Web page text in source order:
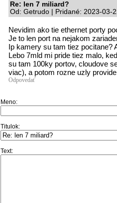
Re: len 7 miliard?
Od: Getrudo | Pridané: 2023-03-
Nevidim ako tie ethernet porty
Je to len port na nejakom
Ip kamery su tam tiez pocitane?
Lebo 7mld mi pride tiez malo,
su tam 100ky portov, cloudove
viac), a potom rozne uzly
Odpovedať
Meno:
Titulok:
Text: